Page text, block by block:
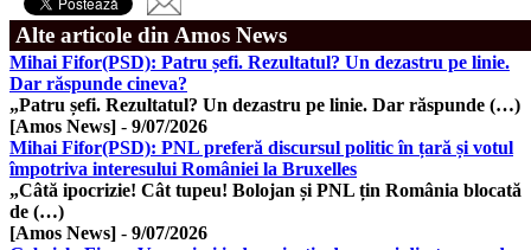
Alte articole din Amos News
Mihai Fifor(PSD): Patru șefi. Rezultatul? Un dezastru pe linie.
Dar răspunde cineva?
„Patru șefi. Rezultatul? Un dezastru pe linie. Dar răspunde (…)
[Amos News] - 9/07/2026
Mihai Fifor(PSD): PNL preferă discursul politic în țară și votul
împotriva interesului României la Bruxelles
„Câtă ipocrizie! Cât tupeu! Bolojan și PNL țin România blocată
de (…)
[Amos News] - 9/07/2026